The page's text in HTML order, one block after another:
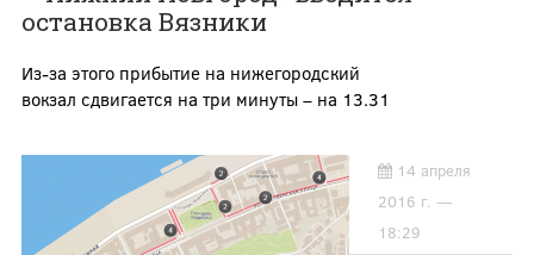
остановка Вязники
Из-за этого прибытие на нижегородский
вокзал сдвигается на три минуты – на 13.31
14 апреля
2016 г. —
18:29